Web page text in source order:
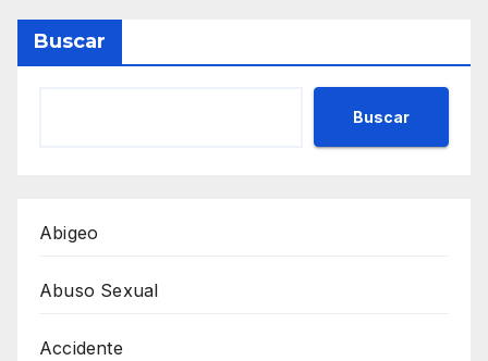
Buscar
Buscar
Abigeo
Abuso Sexual
Accidente